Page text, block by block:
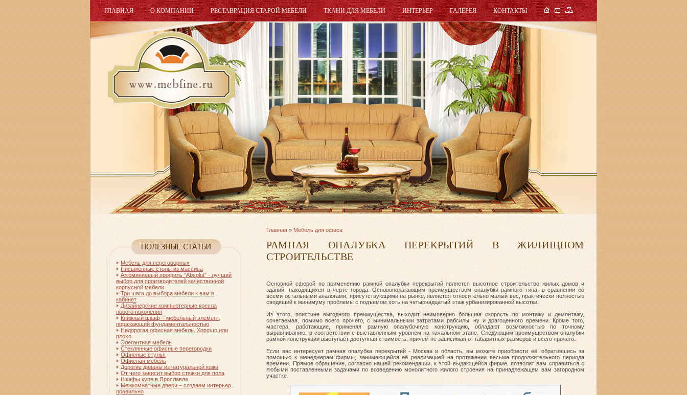
ГЛАВНАЯ О КОМПАНИИ РЕСТАВРАЦИЯ СТАРОЙ МЕБЕЛИ ТКАНИ ДЛЯ МЕБЕЛИ ИНТЕРЬЕР ГАЛЕРЕЯ КОНТАКТЫ
Главная » Мебель для офиса
РАМНАЯ ОПАЛУБКА ПЕРЕКРЫТИЙ В ЖИЛИЩНОМ
СТРОИТЕЛЬСТВЕ
Основной сферой по применению рамной опалубки перекрытий является высотное строительство жилых домов и
зданий, находящихся в черте города. Основополагающим преимуществом опалубки рамного типа, в сравнении со
всеми остальными аналогами, присутствующими на рынке, является относительно малый вес, практически полностью
сводящий к минимуму проблемы с подъемом хоть на четырнадцатый этаж урбанизированной высотки.
Из этого, поистине выгодного преимущества, выходит неимоверно большая скорость по монтажу и демонтажу,
сочетаемая, помимо всего прочего, с минимальными затратами рабсилы, ну и драгоценного времени. Кроме того,
мастера, работающие, применяя рамную опалубочную конструкцию, обладают возможностью по точному
выравниванию, в соответствии с выставленным уровнем на начальном этапе. Следующим преимуществом опалубки
рамной конструкции выступает доступная стоимость, причем не зависимая от габаритных размеров и всего прочего.
Если вас интересует рамная опалубка перекрытий - Москва и область, вы можете приобрести её, обратившись за
помощью к менеджерам фирмы, занимающейся её реализацией на протяжении весьма продолжительного периода
времени. Прямое обращение, согласно нашей рекомендации, к этой выдающейся фирме, позволит вам справиться с
любыми поставленными задачами по возведению монолитного жилого строения на принадлежащем вам загородном
участке.
Мебель для переговорных
Письменные столы из массива
Алюминиевый профиль "Absolut" - лучший
выбор для производителей качественной
корпусной мебели
Три шага до выбора мебели к вам в
кабинет
Дизайнерские компьютерные кресла
нового поколения
Книжный шкаф – мебельный элемент,
поражающий фундаментальностью
Недорогая офисная мебель. Хорошо или
плохо
Элегантная мебель
Стеклянные офисные перегородки
Офисные стулья
Офисная мебель
Дорогие диваны из натуральной кожи
От чего зависит выбор стяжки для пола
Шкафы купе в Ярославле
Межкомнатные двери – создаем интерьер
правильно